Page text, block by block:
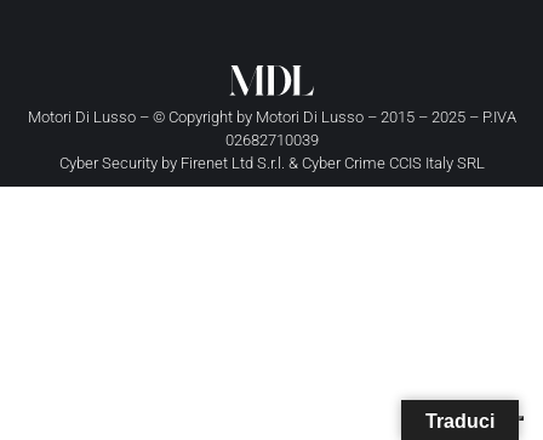
Motori Di Lusso – © Copyright by Motori Di Lusso– 2015 – 2025 – P.IVA
02682710039
Cyber Security by Firenet Ltd S.r.l. & Cyber Crime CCIS Italy SRL
Traduci